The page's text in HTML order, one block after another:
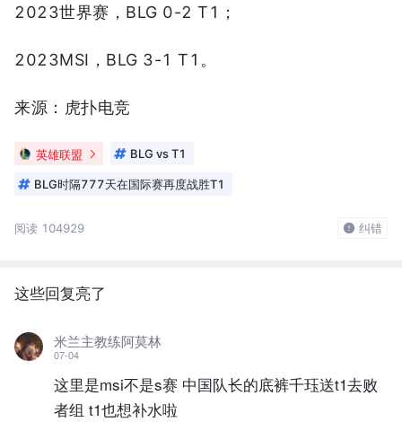
2023世界赛，BLG 0-2 T1；
2023MSI，BLG 3-1 T1。
来源：虎扑电竞
英雄联盟 BLG vs T1
BLG时隔777天在国际赛再度战胜T1
阅读 104929 纠错
这些回复亮了
米兰主教练阿莫林
07-04
这里是msi不是s赛 中国队长的底裤千珏送t1去败
者组 t1也想补水啦